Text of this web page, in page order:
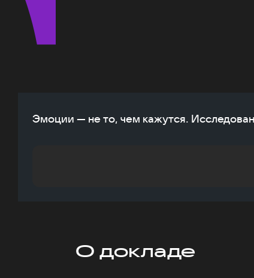
Эмоции — не то, чем кажутся.
О докладе